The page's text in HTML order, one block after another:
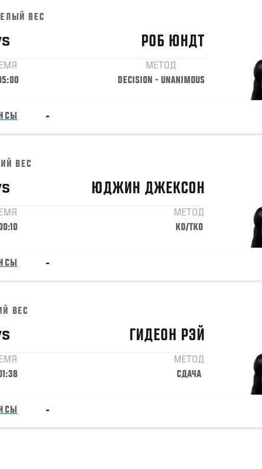
ВЕС
РОБ ЮНДТ
МЕТОД
DECISION - UNANIMOUS
-
ВЕС
ЮДЖИН ДЖЕКСОН
МЕТОД
KO/TKO
-
ВЕС
ГИДЕОН РЭЙ
МЕТОД
СДАЧА
-